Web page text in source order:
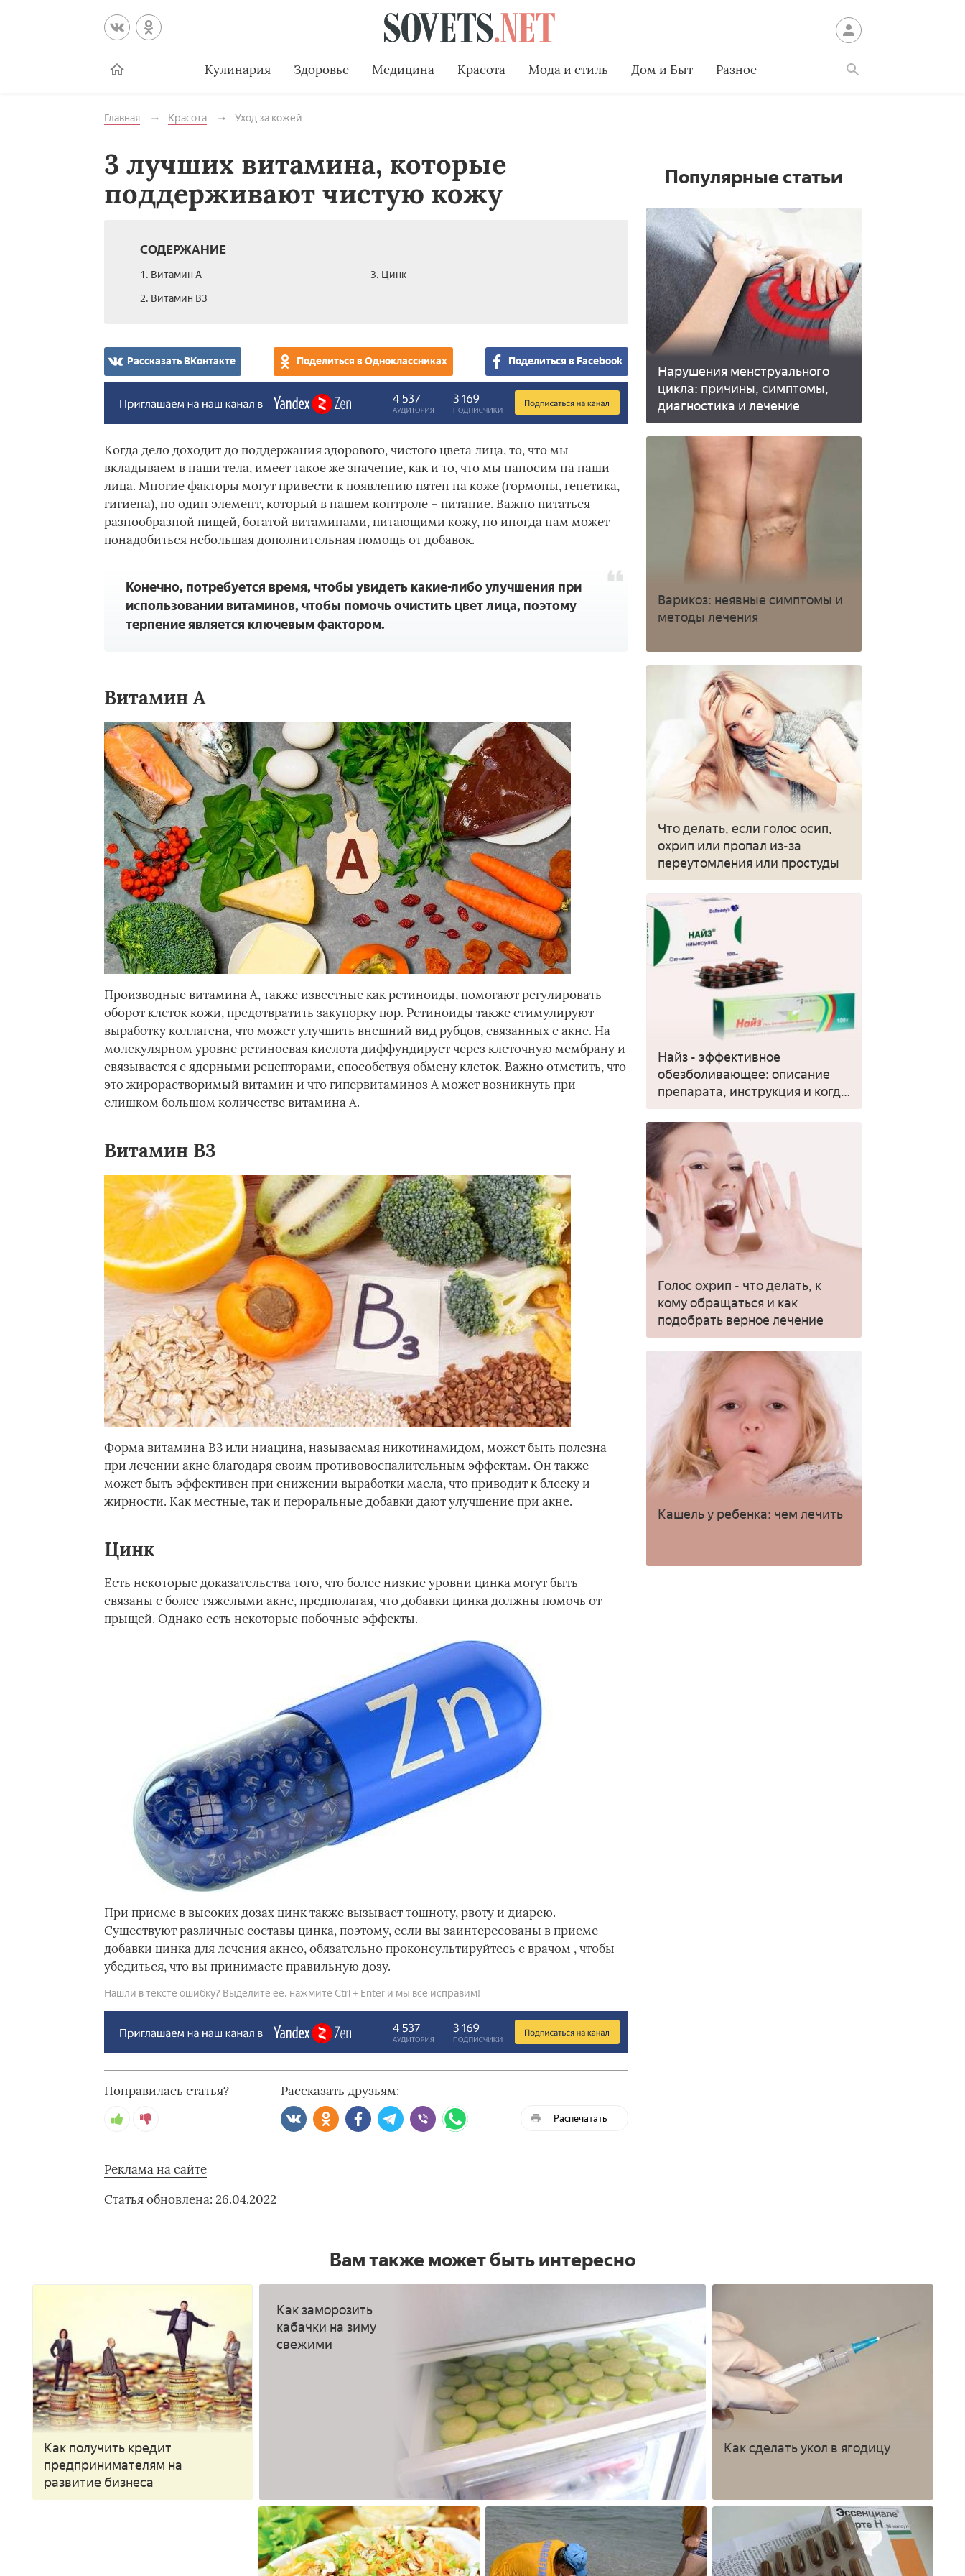
Кулинария Здоровье Медицина Красота Мода и стиль Дом и Быт Разное
Главная Красота Уход за кожей
3 лучших витамина, которые
поддерживают чистую кожу
СОДЕРЖАНИЕ
1. Витамин А
2. Витамин В3
3. Цинк
Рассказать ВКонтакте Поделиться в Одноклассниках Поделиться в Facebook
Когда дело доходит до поддержания здорового, чистого цвета лица, то, что мы
вкладываем в наши тела, имеет такое же значение, как и то, что мы наносим на наши
лица. Многие факторы могут привести к появлению пятен на коже (гормоны, генетика,
гигиена), но один элемент, который в нашем контроле – питание. Важно питаться
разнообразной пищей, богатой витаминами, питающими кожу, но иногда нам может
понадобиться небольшая дополнительная помощь от добавок.
Конечно, потребуется время, чтобы увидеть какие-либо улучшения при
использовании витаминов, чтобы помочь очистить цвет лица, поэтому
терпение является ключевым фактором.
Витамин А
Производные витамина А, также известные как ретиноиды, помогают регулировать
оборот клеток кожи, предотвратить закупорку пор. Ретиноиды также стимулируют
выработку коллагена, что может улучшить внешний вид рубцов, связанных с акне. На
молекулярном уровне ретиноевая кислота диффундирует через клеточную мембрану и
связывается с ядерными рецепторами, способствуя обмену клеток. Важно отметить, что
это жирорастворимый витамин и что гипервитаминоз А может возникнуть при
слишком большом количестве витамина А.
Витамин В3
Форма витамина В3 или ниацина, называемая никотинамидом, может быть полезна
при лечении акне благодаря своим противовоспалительным эффектам. Он также
может быть эффективен при снижении выработки масла, что приводит к блеску и
жирности. Как местные, так и пероральные добавки дают улучшение при акне.
Цинк
Есть некоторые доказательства того, что более низкие уровни цинка могут быть
связаны с более тяжелыми акне, предполагая, что добавки цинка должны помочь от
прыщей. Однако есть некоторые побочные эффекты.
При приеме в высоких дозах цинк также вызывает тошноту, рвоту и диарею.
Существуют различные составы цинка, поэтому, если вы заинтересованы в приеме
добавки цинка для лечения акнео, обязательно проконсультируйтесь с врачом , чтобы
убедиться, что вы принимаете правильную дозу.
Нашли в тексте ошибку? Выделите её, нажмите Ctrl + Enter и мы всё исправим!
Понравилась статья? Рассказать друзьям:
Распечатать
Реклама на сайте
Статья обновлена: 26.04.2022
Популярные статьи
Нарушения менструального
цикла: причины, симптомы,
диагностика и лечение
Варикоз: неявные симптомы и
методы лечения
Что делать, если голос осип,
охрип или пропал из-за
переутомления или простуды
Найз - эффективное
обезболивающее: описание
препарата, инструкция и когда
применять
Голос охрип - что делать, к
кому обращаться и как
подобрать верное лечение
Кашель у ребенка: чем лечить
Вам также может быть интересно
Как получить кредит
предпринимателям на
развитие бизнеса
Как заморозить
кабачки на зиму
свежими
Как сделать укол в ягодицу